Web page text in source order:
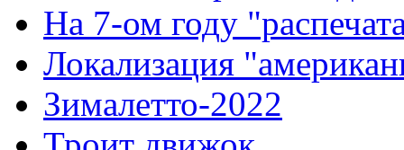
На 7-ом году
Локализация
Зималетто-2022